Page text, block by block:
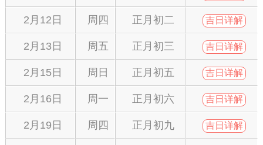
2月12日 周四 正月初二 吉日详解
2月13日 周五 正月初三 吉日详解
2月15日 周日 正月初五 吉日详解
2月16日 周一 正月初六 吉日详解
2月19日 周四 正月初九 吉日详解